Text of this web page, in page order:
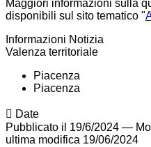
Maggiori informazioni sulla
disponibili sul sito tematico "
Informazioni Notizia
Valenza territoriale
Piacenza
Piacenza
Date
Pubblicato il 19/6/2024 —
ultima modifica 19/06/2024